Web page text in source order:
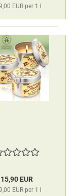
EUR per 1 l
15,90 EUR
EUR per 1 l